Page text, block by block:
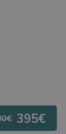
395€